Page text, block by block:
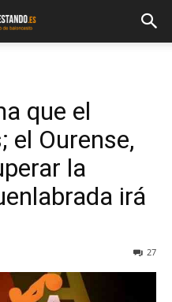
que el
el Ourense,
la
irá
27